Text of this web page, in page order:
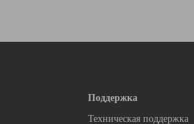
Поддержка
Техническая поддержка